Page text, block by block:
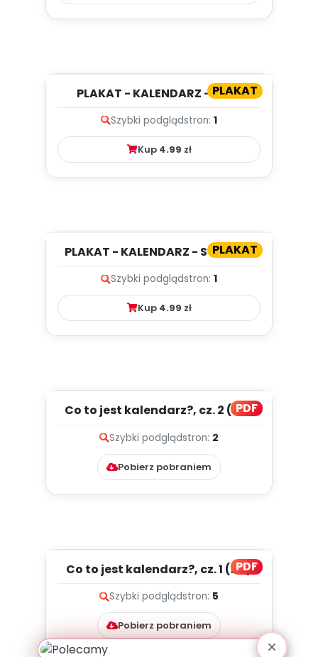
PLAKAT
PLAKAT - KALENDARZ - LUTY
Szybki podglądstron: 1
Kup 4.99 zł
PLAKAT
PLAKAT - KALENDARZ - STYCZEŃ
Szybki podglądstron: 1
Kup 4.99 zł
PDF
Co to jest kalendarz?, cz. 2 (PD)
Szybki podglądstron: 2
Pobierz pobraniem
PDF
Co to jest kalendarz?, cz. 1 (PD)
Szybki podglądstron: 5
Pobierz pobraniem